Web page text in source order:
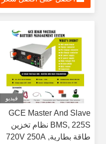
فيديو
GCE Master And Slave
BMS, 225S نظام تخزين
طاقة بطارية, 720V 250A